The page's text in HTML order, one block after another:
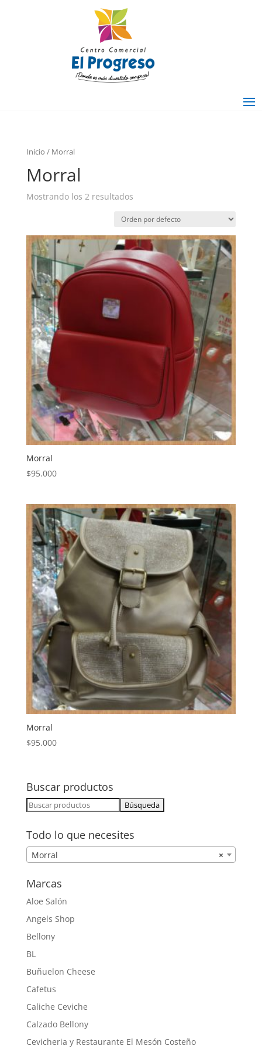
Inicio / Morral
Morral
Mostrando los 2 resultados
Morral
$95.000
Morral
$95.000
Buscar productos
Buscar:
Todo lo que necesites
×
Morral
Marcas
Aloe Salón
Angels Shop
Bellony
BL
Buñuelon Cheese
Cafetus
Caliche Ceviche
Calzado Bellony
Cevicheria y Restaurante El Mesón Costeño